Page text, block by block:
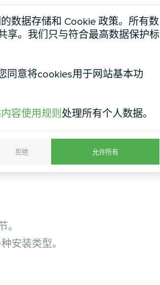
规范，这些套件中的风机盘管设
漏和水损失的风险。这也降低了
组装单个组件。
降低昂贵维修费用的可能性。
个至关重要的因素。
。
安装类型。
数据存储和 Cookie 政策。所有数
享。我们只与符合最高数据保护标
同意将cookies用于网站基本功
容使用规则 处理所有个人数据。
拒绝 允许所有